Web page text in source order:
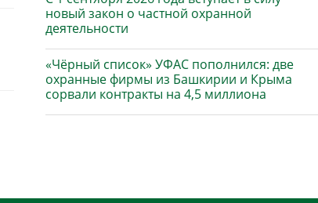
новый закон о частной охранной
деятельности
«Чёрный список» УФАС пополнился: две
охранные фирмы из Башкирии и Крыма
сорвали контракты на 4,5 миллиона